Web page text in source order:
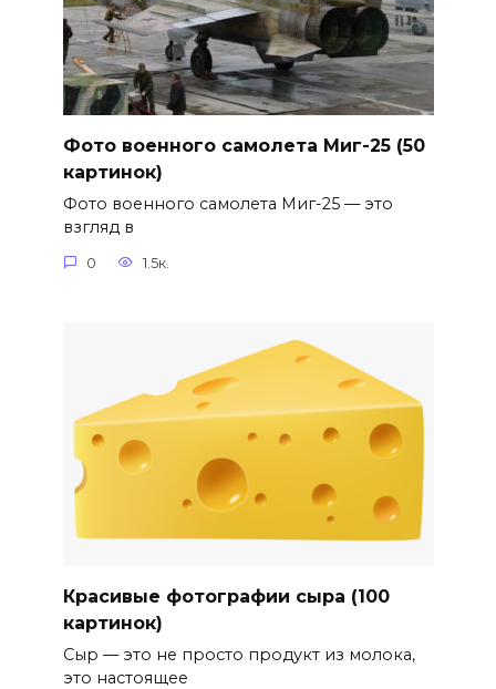
Фото военного самолета Миг-25 (50
картинок)
Фото военного самолета Миг-25 — это
взгляд в
0 1.5к.
Красивые фотографии сыра (100
картинок)
Сыр — это не просто продукт из молока,
это настоящее